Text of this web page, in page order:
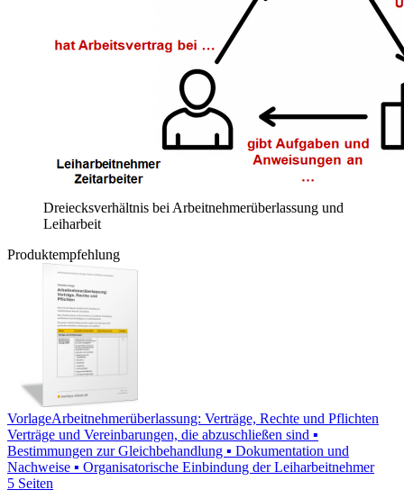
Dreiecksverhältnis bei Arbeitnehmerüberlassung und
Leiharbeit
Produktempfehlung
VorlageArbeitnehmerüberlassung: Verträge, Rechte und Pflichten
Verträge und Vereinbarungen, die abzuschließen sind ▪
Bestimmungen zur Gleichbehandlung ▪ Dokumentation und
Nachweise ▪ Organisatorische Einbindung der Leiharbeitnehmer
5 Seiten